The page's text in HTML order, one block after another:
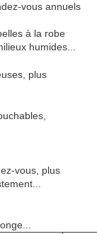
vous annuels
à la robe
humides...
plus
vous, plus